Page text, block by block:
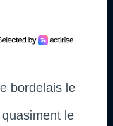
bordelais le
le